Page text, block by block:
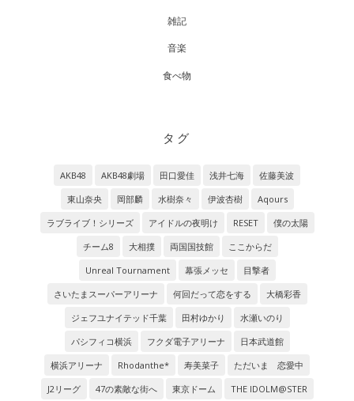
雑記
音楽
食べ物
タグ
AKB48 AKB48劇場 田口愛佳 浅井七海
佐藤美波
東山奈央
岡部麟 水樹奈々 伊波杏樹
Aqours
ラブライブ！シリーズ
アイドルの夜明け RESET
僕の太陽
チーム8
大相撲 両国国技館
ここからだ
Unreal Tournament
幕張メッセ
目撃者
さいたまスーパーアリーナ
何回だって恋をする
大橋彩香
ジェフユナイテッド千葉
田村ゆかり
水瀬いのり
パシフィコ横浜
フクダ電子アリーナ
日本武道館
横浜アリーナ
Rhodanthe* 寿美菜子
ただいま 恋愛中
J2リーグ
47の素敵な街へ 東京ドーム THE IDOLM@STER